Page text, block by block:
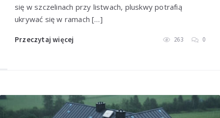
się w szczelinach przy listwach, pluskwy potrafią
ukrywać się w ramach […]
Przeczytaj więcej 263 0